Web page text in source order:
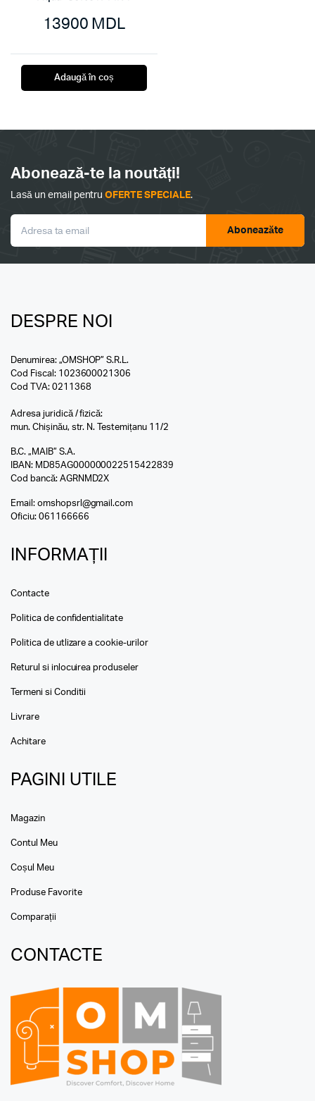
13900 MDL
Adaugă în coș
Abonează-te la noutăți!
Lasă un email pentruOFERTE SPECIALE.
Aboneazăte
DESPRE NOI
Denumirea: „OMSHOP” S.R.L.
Cod Fiscal: 1023600021306
Cod TVA: 0211368
Adresa juridică / fizică:
mun. Chișinău, str. N. Testemițanu 11/2
B.C. „MAIB” S.A.
IBAN: MD85AG000000022515422839
Cod bancă: AGRNMD2X
Email: omshopsrl@gmail.com
Oficiu: 061166666
INFORMAȚII
Contacte
Politica de confidentialitate
Politica de utlizare a cookie-urilor
Returul si inlocuirea produseler
Termeni si Conditii
Livrare
Achitare
PAGINI UTILE
Magazin
Contul Meu
Coșul Meu
Produse Favorite
Comparații
CONTACTE